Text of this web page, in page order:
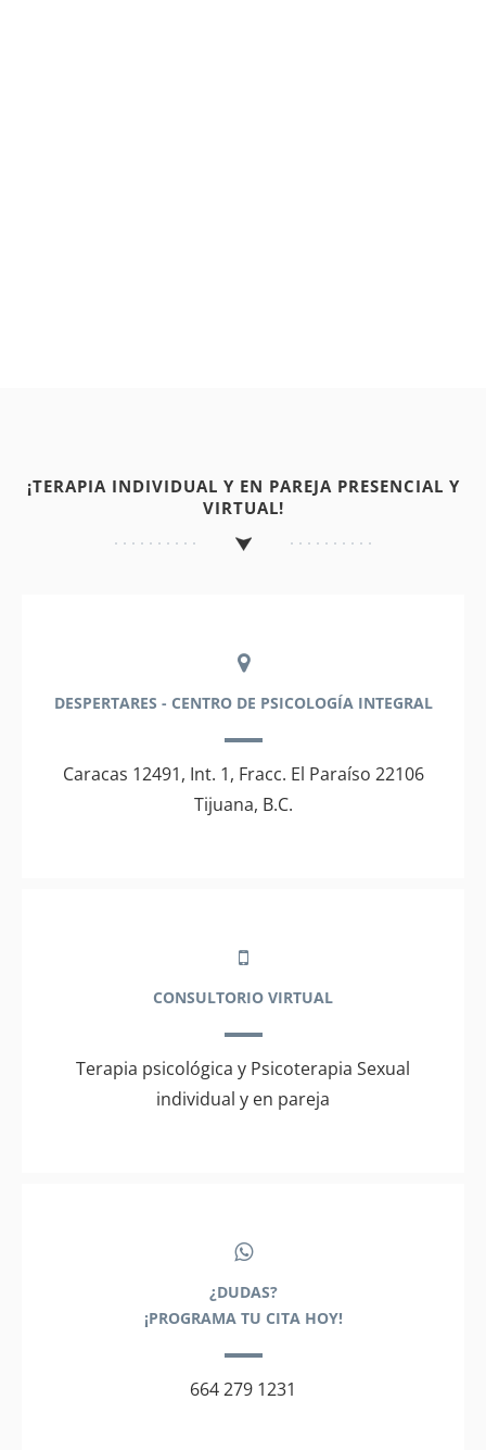
¡TERAPIA INDIVIDUAL Y EN PAREJA PRESENCIAL Y
VIRTUAL!
DESPERTARES - CENTRO DE PSICOLOGÍA INTEGRAL
Caracas 12491, Int. 1, Fracc. El Paraíso 22106
Tijuana, B.C.
CONSULTORIO VIRTUAL
Terapia psicológica y Psicoterapia Sexual
individual y en pareja
¿DUDAS?
¡PROGRAMA TU CITA HOY!
664 279 1231